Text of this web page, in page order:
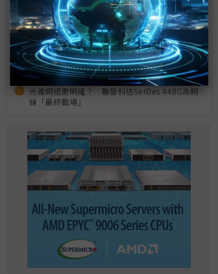
英特爾EMIB良率達標 聯發科第2代ASIC產品
2028準時量產
SpaceX晶片採購大轉向 Elon Musk捨超微全面
採用NVIDIA
光進銅退更明確？ 聯發科估SerDes 448G為銅
線「最終戰場」